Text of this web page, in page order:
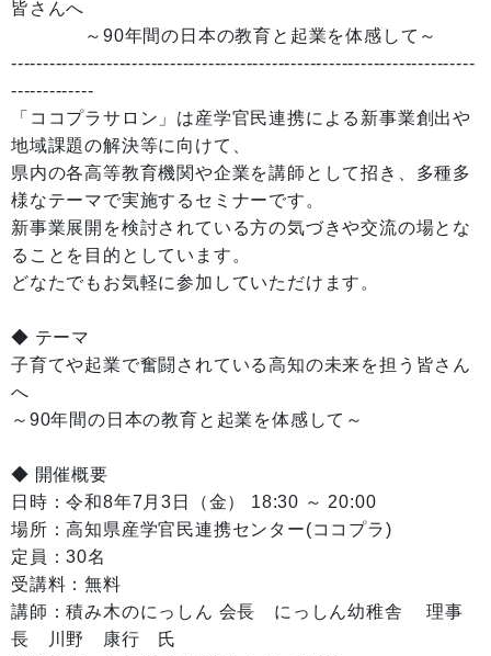
皆さんへ
～90年間の日本の教育と起業を体感して～
-------------------------------------------------------------------------
-------------
「ココプラサロン」は産学官民連携による新事業創出や
地域課題の解決等に向けて、
県内の各高等教育機関や企業を講師として招き、多種多
様なテーマで実施するセミナーです。
新事業展開を検討されている方の気づきや交流の場とな
ることを目的としています。
どなたでもお気軽に参加していただけます。
◆ テーマ
子育てや起業で奮闘されている高知の未来を担う皆さん
へ
～90年間の日本の教育と起業を体感して～
◆ 開催概要
日時：令和8年7月3日（金） 18:30 ～ 20:00
場所：高知県産学官民連携センター(ココプラ)
定員：30名
受講料：無料
講師：積み木のにっしん 会長 にっしん幼稚舎 理事
長 川野 康行 氏